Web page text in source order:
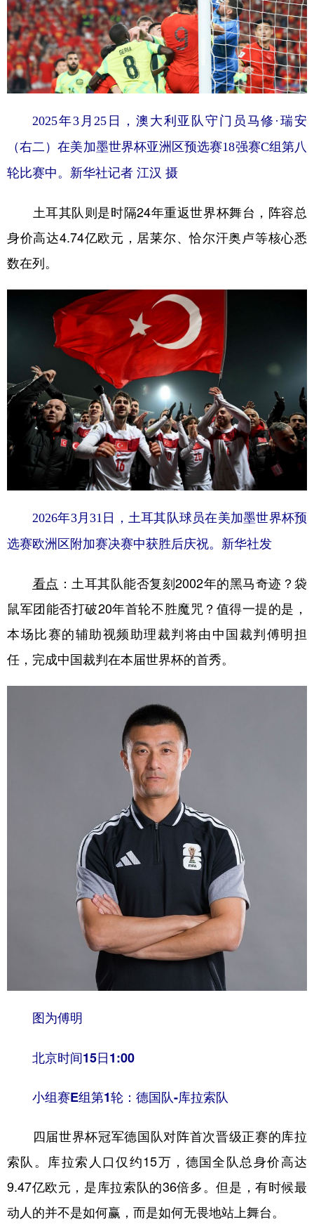
2025年3月25日，澳大利亚队守门员马修·瑞安
（右二）在美加墨世界杯亚洲区预选赛18强赛C组第八
轮比赛中。新华社记者 江汉 摄
土耳其队则是时隔24年重返世界杯舞台，阵容总
身价高达4.74亿欧元，居莱尔、恰尔汗奥卢等核心悉
数在列。
2026年3月31日，土耳其队球员在美加墨世界杯预
选赛欧洲区附加赛决赛中获胜后庆祝。新华社发
看点 ：土耳其队能否复刻2002年的黑马奇迹？袋
鼠军团能否打破20年首轮不胜魔咒？值得一提的是，
本场比赛的辅助视频助理裁判将由中国裁判傅明担
任，完成中国裁判在本届世界杯的首秀。
图为傅明
北京时间15日1:00
小组赛E组第1轮：德国队-库拉索队
四届世界杯冠军德国队对阵首次晋级正赛的库拉
索队。库拉索人口仅约15万，德国全队总身价高达
9.47亿欧元，是库拉索队的36倍多。但是，有时候最
动人的并不是如何赢，而是如何无畏地站上舞台。